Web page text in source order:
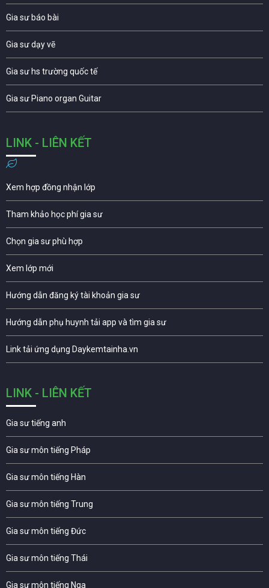
Gia sư báo bài
Gia sư dạy vẽ
Gia sư hs trường quốc tế
Gia sư Piano organ Guitar
LINK - LIÊN KẾT
Xem hợp đồng nhận lớp
Tham khảo học phí gia sư
Chọn gia sư phù hợp
Xem lớp mới
Hướng dẫn đăng ký tài khoản gia sư
Hướng dẫn phụ huynh tải app và tìm gia sư
Link tải ứng dụng Daykemtainha.vn
LINK - LIÊN KẾT
Gia sư tiếng anh
Gia sư môn tiếng Pháp
Gia sư môn tiếng Hàn
Gia sư môn tiếng Trung
Gia sư môn tiếng Đức
Gia sư môn tiếng Thái
Gia sư môn tiếng Nga